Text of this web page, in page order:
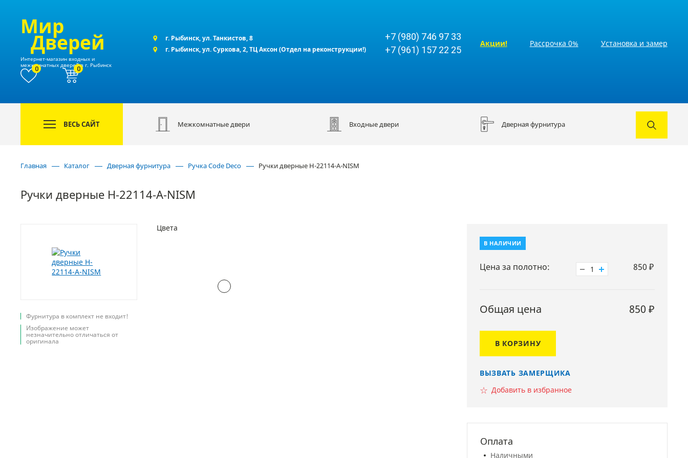
Мир
Дверей
Интернет-магазин входных и
межкомнатных дверей в г. Рыбинск
г. Рыбинск, ул. Танкистов, 8
г. Рыбинск, ул. Суркова, 2, ТЦ Аксон (Отдел на реконструкции!)
+7 (980) 746 97 33
+7 (961) 157 22 25
Акции! Рассрочка 0% Установка и замер
0 0
ВЕСЬ САЙТ Межкомнатные двери Входные двери Дверная фурнитура
Главная Каталог Дверная фурнитура Ручка Code Deco Ручки дверные H-22114-A-NISM
Ручки дверные H-22114-A-NISM
Фурнитура в комплект не входит!
Изображение может
незначительно отличаться от
оригинала
Цвета
В НАЛИЧИИ
Цена за полотно: 1 850 ₽
Общая цена 850 ₽
В КОРЗИНУ
ВЫЗВАТЬ ЗАМЕРЩИКА
☆ Добавить в избранное
Оплата
Наличными